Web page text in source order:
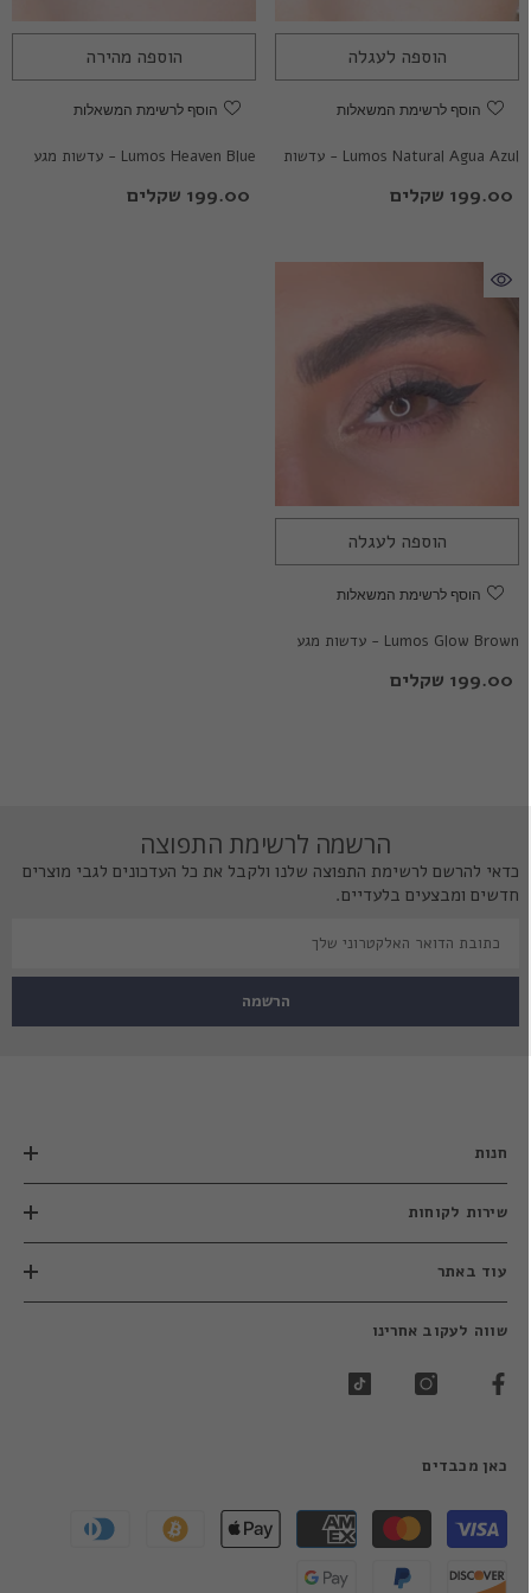
הוספה לעגלה
הוסף לרשימת המשאלות
Lumos Natural Agua Azul - עדשות
מגע צבעוניות
199.00 שקלים
הוספה מהירה
הוסף לרשימת המשאלות
Lumos Heaven Blue - עדשות מגע
צבעוניות
199.00 שקלים
הוספה לעגלה
הוסף לרשימת המשאלות
Lumos Glow Brown - עדשות מגע
צבעוניות
199.00 שקלים
הרשמה לרשימת התפוצה
כדאי להרשם לרשימת התפוצה שלנו ולקבל את כל העדכונים לגבי מוצרים
חדשים ומבצעים בלעדיים.
הרשמה
חנות
שירות לקוחות
עוד באתר
שווה לעקוב אחרינו
כאן מכבדים
שיטות
תשלום